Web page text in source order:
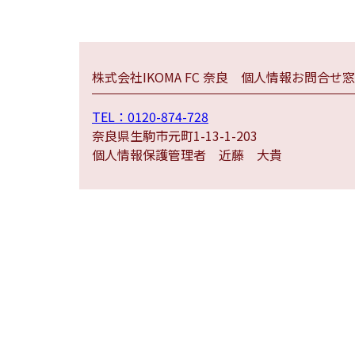
株式会社IKOMA FC 奈良 個人情報お問合せ
TEL：0120-874-728
奈良県生駒市元町1-13-1-203
個人情報保護管理者 近藤 大貴